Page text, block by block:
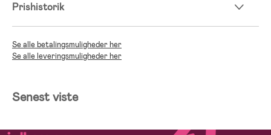
Prishistorik
Se alle betalingsmuligheder her
Se alle leveringsmuligheder her
Senest viste